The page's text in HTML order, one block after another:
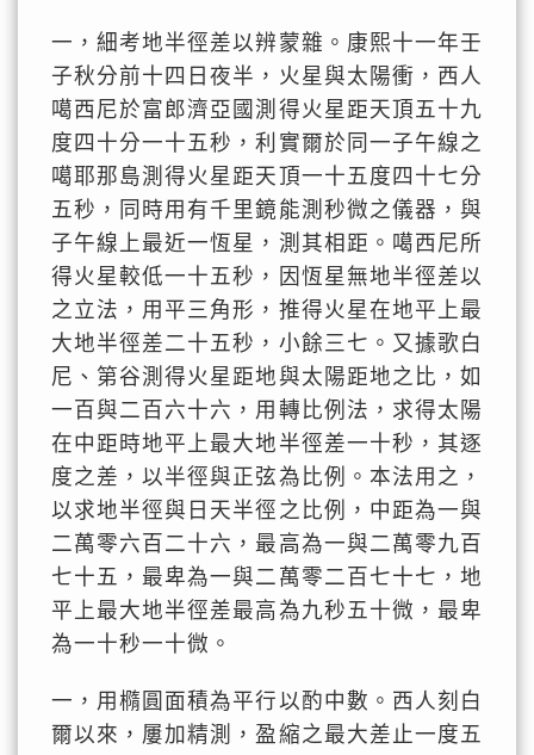
一，細考地半徑差以辨蒙雜。康熙十一年壬
子秋分前十四日夜半，火星與太陽衝，西人
噶西尼於富郎濟亞國測得火星距天頂五十九
度四十分一十五秒，利實爾於同一子午線之
噶耶那島測得火星距天頂一十五度四十七分
五秒，同時用有千里鏡能測秒微之儀器，與
子午線上最近一恆星，測其相距。噶西尼所
得火星較低一十五秒，因恆星無地半徑差以
之立法，用平三角形，推得火星在地平上最
大地半徑差二十五秒，小餘三七。又據歌白
尼、第谷測得火星距地與太陽距地之比，如
一百與二百六十六，用轉比例法，求得太陽
在中距時地平上最大地半徑差一十秒，其逐
度之差，以半徑與正弦為比例。本法用之，
以求地半徑與日天半徑之比例，中距為一與
二萬零六百二十六，最高為一與二萬零九百
七十五，最卑為一與二萬零二百七十七，地
平上最大地半徑差最高為九秒五十微，最卑
為一十秒一十微。
一，用橢圓面積為平行以酌中數。西人刻白
爾以來，屢加精測，盈縮之最大差止一度五